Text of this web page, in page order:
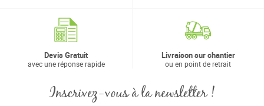
Devis Gratuit
avec une réponse rapide
Livraison sur chantier
ou en point de retrait
Inscrivez-vous à la newsletter !